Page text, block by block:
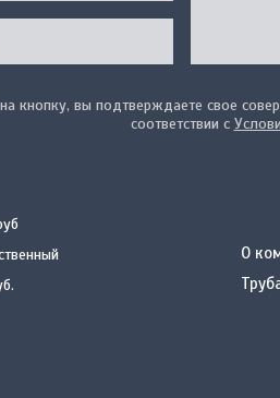
кнопку, вы подтверждаете свое
соответствии с
О